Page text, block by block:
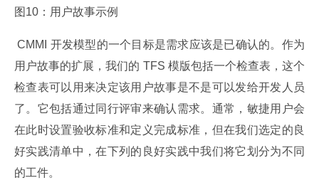
图10：用户故事示例
CMMI 开发模型的一个目标是需求应该是已确认的。作为
用户故事的扩展，我们的 TFS 模版包括一个检查表，这个
检查表可以用来决定该用户故事是不是可以发给开发人员
了。它包括通过同行评审来确认需求。通常，敏捷用户会
在此时设置验收标准和定义完成标准，但在我们选定的良
好实践清单中，在下列的良好实践中我们将它划分为不同
的工件。